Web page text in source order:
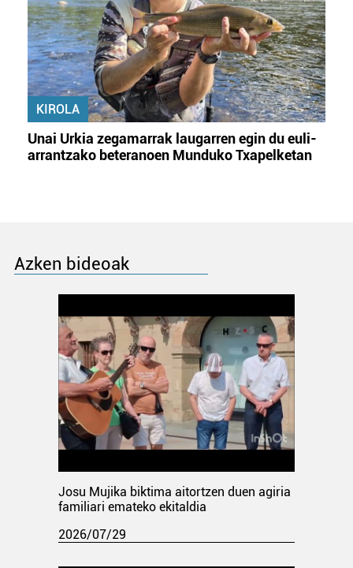
KIROLA
Unai Urkia zegamarrak laugarren egin du euli-
arrantzako beteranoen Munduko Txapelketan
Azken bideoak
Josu Mujika biktima aitortzen duen agiria
familiari emateko ekitaldia
2026/07/29